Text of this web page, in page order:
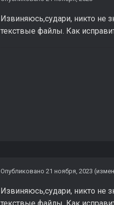
Извиняюсь,судари, никто не
текствые файлы. Как
Опубликовано 21 ноября, 2023
Извиняюсь,судари, никто не